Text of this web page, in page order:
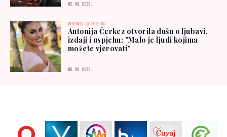
02. 08. 2026.
INTERVJU ZA ŽENE.BA
Antonija Čerkez otvorila dušu o ljubavi,
izdaji i uspjehu: "Malo je ljudi kojima
možete vjerovati"
05. 08. 2026.